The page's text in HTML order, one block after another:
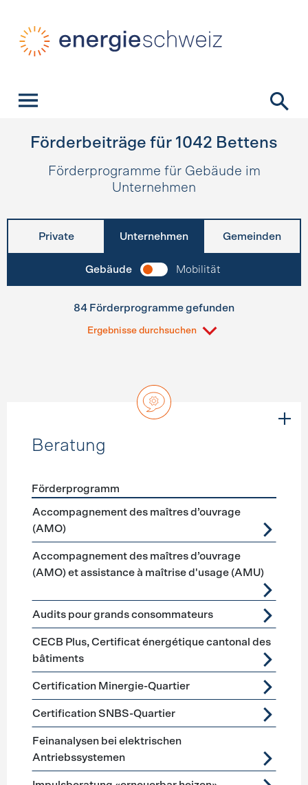
Förderbeiträge für 1042 Bettens
Förderprogramme für Gebäude im
Unternehmen
Private Unternehmen Gemeinden
Gebäude Mobilität
84 Förderprogramme gefunden
Ergebnisse durchsuchen
Beratung
Förderprogramme Beratung
Förderprogramm
Accompagnement des maîtres d’ouvrage
(AMO)
Accompagnement des maîtres d’ouvrage
(AMO) et assistance à maîtrise d'usage (AMU)
Audits pour grands consommateurs
CECB Plus, Certificat énergétique cantonal des
bâtiments
Certification Minergie-Quartier
Certification SNBS-Quartier
Feinanalysen bei elektrischen
Antriebssystemen